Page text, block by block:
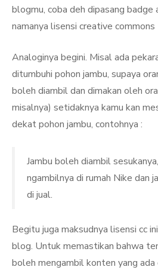
blogmu, coba deh dipasang badge
namanya lisensi creative commons
Analoginya begini. Misal ada
ditumbuhi pohon jambu, supaya
boleh diambil dan dimakan oleh
misalnya) setidaknya kamu kan
dekat pohon jambu, contohnya :
Jambu boleh diambil
ngambilnya di rumah Nike dan
di jual.
Begitu juga maksudnya lisensi cc
blog. Untuk memastikan bahwa
boleh mengambil konten yang ada